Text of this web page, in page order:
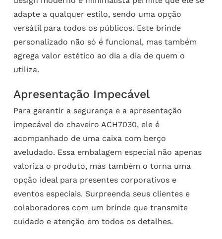
adapte a qualquer estilo, sendo uma opção
versátil para todos os públicos. Este brinde
personalizado não só é funcional, mas também
agrega valor estético ao dia a dia de quem o
utiliza.
Apresentação Impecável
Para garantir a segurança e a apresentação
impecável do chaveiro ACH7030, ele é
acompanhado de uma caixa com berço
aveludado. Essa embalagem especial não apenas
valoriza o produto, mas também o torna uma
opção ideal para presentes corporativos e
eventos especiais. Surpreenda seus clientes e
colaboradores com um brinde que transmite
cuidado e atenção em todos os detalhes.